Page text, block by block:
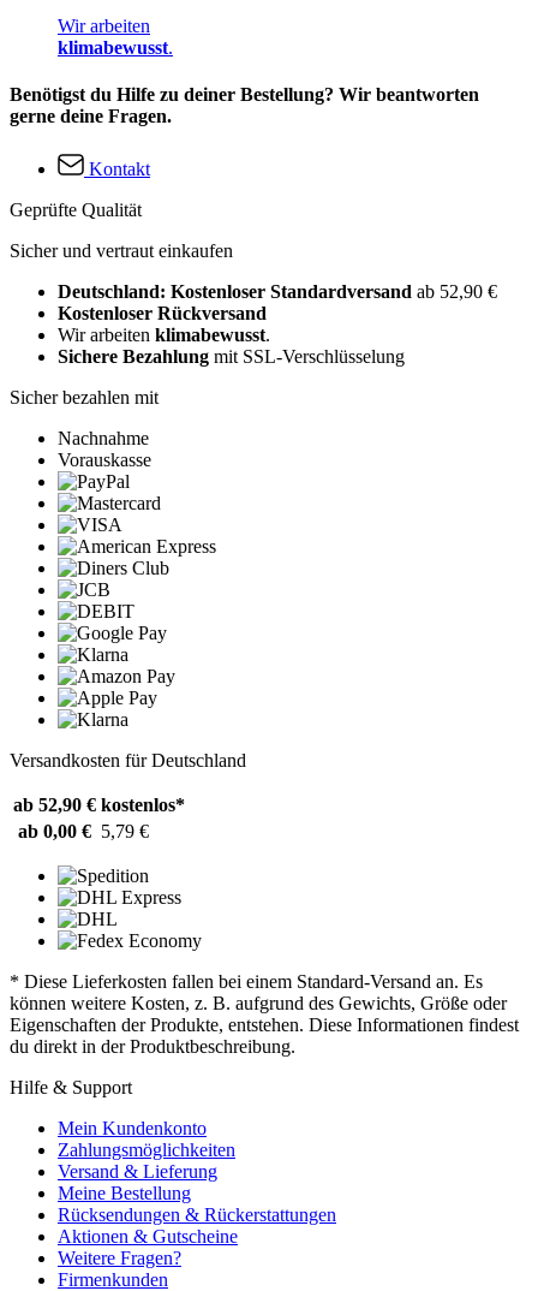
Wir arbeiten
klimabewusst.
Benötigst du Hilfe zu deiner Bestellung? Wir beantworten
gerne deine Fragen.
Kontakt
Geprüfte Qualität
Sicher und vertraut einkaufen
Deutschland: Kostenloser Standardversand ab 52,90 €
Kostenloser Rückversand
Wir arbeiten klimabewusst.
Sichere Bezahlung mit SSL-Verschlüsselung
Sicher bezahlen mit
Nachnahme
Vorauskasse
Versandkosten für Deutschland
ab 52,90 € kostenlos*
ab 0,00 € 5,79 €
* Diese Lieferkosten fallen bei einem Standard-Versand an. Es
können weitere Kosten, z. B. aufgrund des Gewichts, Größe oder
Eigenschaften der Produkte, entstehen. Diese Informationen findest
du direkt in der Produktbeschreibung.
Hilfe & Support
Mein Kundenkonto
Zahlungsmöglichkeiten
Versand & Lieferung
Meine Bestellung
Rücksendungen & Rückerstattungen
Aktionen & Gutscheine
Weitere Fragen?
Firmenkunden